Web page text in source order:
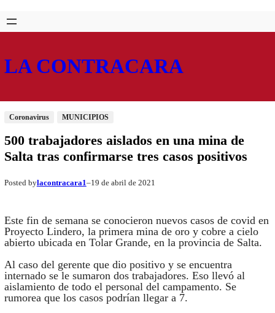
Saltar
al
Skip
to
LA CONTRACARA
Coronavirus MUNICIPIOS
500 trabajadores aislados en una mina de
Salta tras confirmarse tres casos positivos
Posted bylacontracara1–19 de abril de 2021
Este fin de semana se conocieron nuevos casos de covid en
Proyecto Lindero, la primera mina de oro y cobre a cielo
abierto ubicada en Tolar Grande, en la provincia de Salta.
Al caso del gerente que dio positivo y se encuentra
internado se le sumaron dos trabajadores. Eso llevó al
aislamiento de todo el personal del campamento. Se
rumorea que los casos podrían llegar a 7.